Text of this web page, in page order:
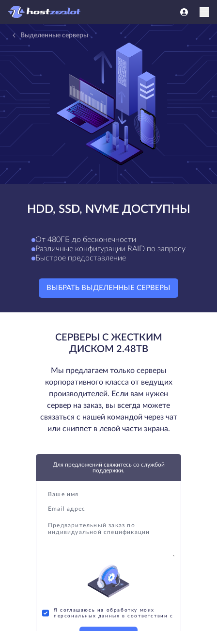
Выделенные серверы
HDD, SSD, NVME ДОСТУПНЫ
От 480ГБ до бесконечности
Различные конфигурации RAID по запросу
Быстрое предоставление
ВЫБРАТЬ ВЫДЕЛЕННЫЕ СЕРВЕРЫ
СЕРВЕРЫ С ЖЕСТКИМ
ДИСКОМ 2.48TB
Мы предлагаем только серверы
корпоративного класса от ведущих
производителей. Если вам нужен
сервер на заказ, вы всегда можете
связаться с нашей командой через чат
или сниппет в левой части экрана.
Для предложений свяжитесь со службой
поддержки.
Я соглашаюсь на обработку моих
персональных данных в соответствии с